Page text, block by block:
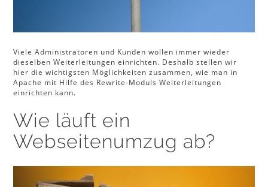
Viele Administratoren und Kunden wollen immer wieder
dieselben Weiterleitungen einrichten. Deshalb stellen wir
hier die wichtigsten Möglichkeiten zusammen, wie man in
Apache mit Hilfe des Rewrite-Moduls Weiterleitungen
einrichten kann.
Wie läuft ein
Webseitenumzug ab?